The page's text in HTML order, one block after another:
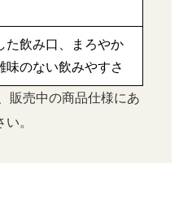
た飲み口、まろやか
味のない飲みやすさ
販売中の商品仕様にあ
。